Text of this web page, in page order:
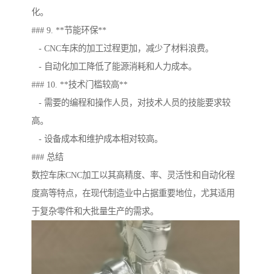
化。
### 9. **节能环保**
- CNC车床的加工过程更加，减少了材料浪费。
- 自动化加工降低了能源消耗和人力成本。
### 10. **技术门槛较高**
- 需要的编程和操作人员，对技术人员的技能要求较
高。
- 设备成本和维护成本相对较高。
### 总结
数控车床CNC加工以其高精度、率、灵活性和自动化程
度高等特点，在现代制造业中占据重要地位，尤其适用
于复杂零件和大批量生产的需求。